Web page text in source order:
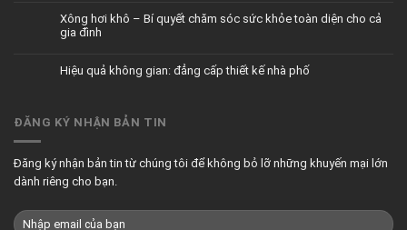
Xông hơi khô – Bí quyết chăm sóc sức khỏe toàn diện cho cả
gia đình
Hiệu quả không gian: đẳng cấp thiết kế nhà phố
ĐĂNG KÝ NHẬN BẢN TIN
Đăng ký nhận bản tin từ chúng tôi để không bỏ lỡ những khuyến mại lớn
dành riêng cho bạn.